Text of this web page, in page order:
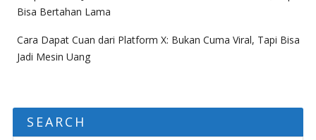
Bisa Bertahan Lama
Cara Dapat Cuan dari Platform X: Bukan Cuma Viral, Tapi Bisa
Jadi Mesin Uang
SEARCH